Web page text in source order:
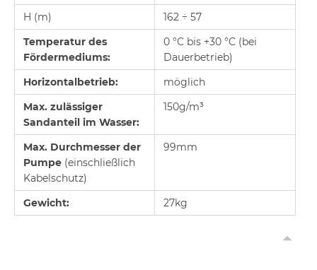
H (m)
162 ÷ 57
Temperatur des
Fördermediums:
0 °C bis +30 °C (bei
Dauerbetrieb)
Horizontalbetrieb:
möglich
Max. zulässiger
Sandanteil im Wasser:
150g/m³
Max. Durchmesser der
Pumpe (einschließlich
Kabelschutz)
99mm
Gewicht: 27kg